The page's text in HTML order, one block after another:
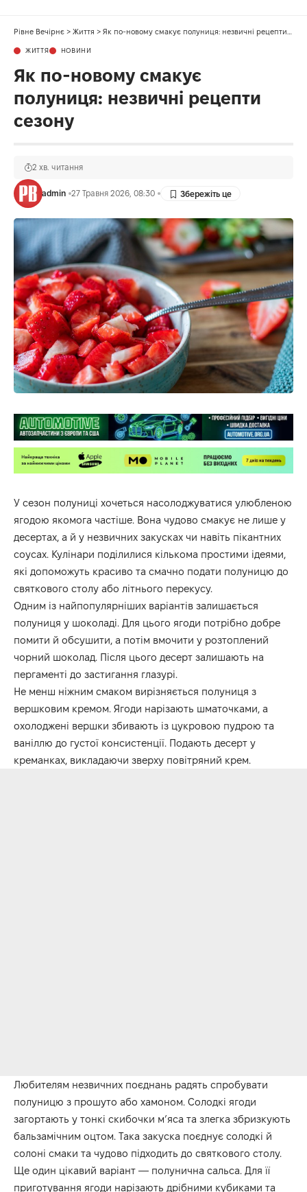
Рівне Вечірнє > Життя > Як по-новому смакує полуниця: незвичні рецепти сезону
ЖИТТЯ НОВИНИ
Як по-новому смакує
полуниця: незвичні рецепти
сезону
admin 27 Травня 2026, 08:30
2 хв. читання
У сезон полуниці хочеться насолоджуватися улюбленою
ягодою якомога частіше. Вона чудово смакує не лише у
десертах, а й у незвичних закусках чи навіть пікантних
соусах. Кулінари поділилися кількома простими ідеями,
які допоможуть красиво та смачно подати полуницю до
святкового столу або літнього перекусу.
Одним із найпопулярніших варіантів залишається
полуниця у шоколаді. Для цього ягоди потрібно добре
помити й обсушити, а потім вмочити у розтоплений
чорний шоколад. Після цього десерт залишають на
пергаменті до застигання глазурі.
Не менш ніжним смаком вирізняється полуниця з
вершковим кремом. Ягоди нарізають шматочками, а
охолоджені вершки збивають із цукровою пудрою та
ваніллю до густої консистенції. Подають десерт у
креманках, викладаючи зверху повітряний крем.
Любителям незвичних поєднань радять спробувати
полуницю з прошуто або хамоном. Солодкі ягоди
загортають у тонкі скибочки м’яса та злегка збризкують
бальзамічним оцтом. Така закуска поєднує солодкі й
солоні смаки та чудово підходить до святкового столу.
Ще один цікавий варіант — полунична сальса. Для її
приготування ягоди нарізають дрібними кубиками та